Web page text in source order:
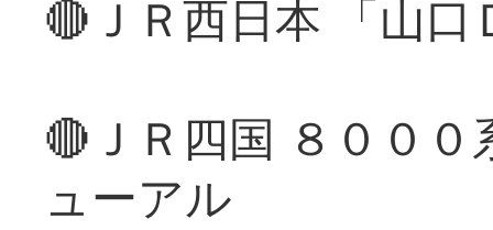
🔴ＪＲ西日本 「山
🔴ＪＲ四国 ８００
ューアル